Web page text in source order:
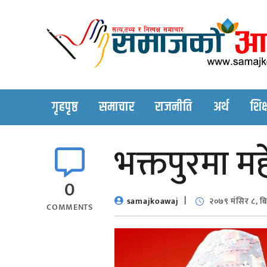
गृहपृष्ठ समाचार राजनीति अर्थ
0
COMMENTS
भक्तपुरमा
samajkoawaj २०७९ मंसिर ८,